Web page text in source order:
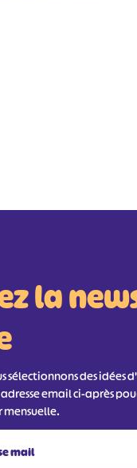
la
sélectionnons des
email ci-après
mensuelle.